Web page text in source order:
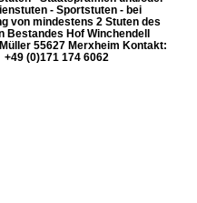
- Sportstuten - bei
von mindestens 2 Stuten des
Bestandes Hof Winchendell
55627 Merxheim Kontakt:
+49 (0)171 174 6062